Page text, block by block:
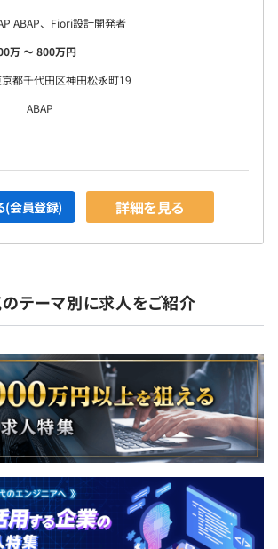
ABAP、Fiori設計開発者
万 〜 800万円
都千代田区神田松永町19
ABAP
(会員登録) 詳細を見る
テーマ別に求人をご紹介